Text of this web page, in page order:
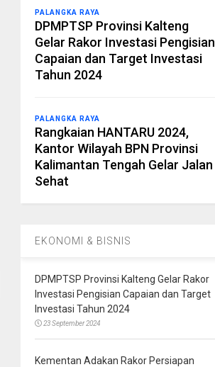
PALANGKA RAYA
DPMPTSP Provinsi Kalteng
Gelar Rakor Investasi Pengisian
Capaian dan Target Investasi
Tahun 2024
PALANGKA RAYA
Rangkaian HANTARU 2024,
Kantor Wilayah BPN Provinsi
Kalimantan Tengah Gelar Jalan
Sehat
EKONOMI & BISNIS
DPMPTSP Provinsi Kalteng Gelar Rakor
Investasi Pengisian Capaian dan Target
Investasi Tahun 2024
23 September 2024
Kementan Adakan Rakor Persiapan